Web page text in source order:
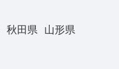
秋田県
山形県